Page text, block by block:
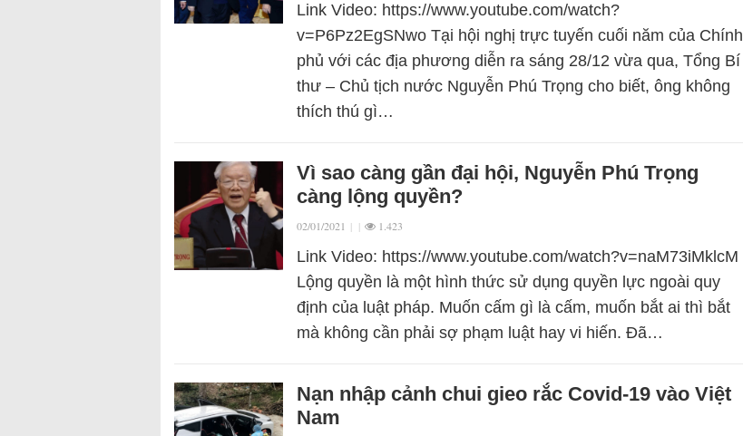
Link Video: https://www.youtube.com/watch?
v=P6Pz2EgSNwo Tại hội nghị trực tuyến cuối năm của Chính
phủ với các địa phương diễn ra sáng 28/12 vừa qua, Tổng Bí
thư – Chủ tịch nước Nguyễn Phú Trọng cho biết, ông không
thích thú gì…
Vì sao càng gần đại hội, Nguyễn Phú Trọng
càng lộng quyền?
02/01/2021 | | 1.423
Link Video: https://www.youtube.com/watch?v=naM73iMklcM
Lộng quyền là một hình thức sử dụng quyền lực ngoài quy
định của luật pháp. Muốn cấm gì là cấm, muốn bắt ai thì bắt
mà không cần phải sợ phạm luật hay vi hiến. Đã…
Nạn nhập cảnh chui gieo rắc Covid-19 vào Việt
Nam